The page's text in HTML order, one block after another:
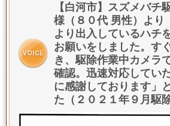
【白河市】スズメバチ
様（８０代 男性）より
より出入しているハチ
お願いをしました。す
き、駆除作業中カメラ
確認。 迅速対応してい
に感謝しております 」
た（２０２１年９月駆除